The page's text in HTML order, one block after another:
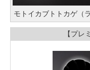
モトイカブトトカゲ（
【プレ